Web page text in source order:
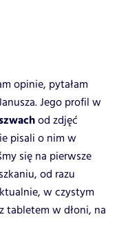
opinie, pytałam
Jego profil w
od zdjęć
pisali o nim w
się na pierwsze
od razu
w czystym
tabletem w dłoni, na